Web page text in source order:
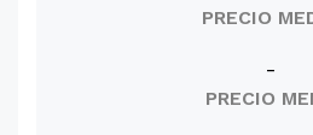
PRECIO
-
PRECIO